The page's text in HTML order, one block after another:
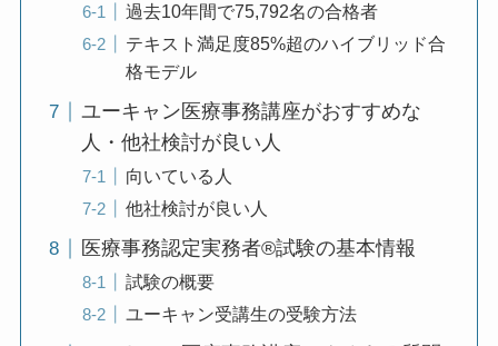
過去10年間で75,792名の合格者
テキスト満足度85%超のハイブリッド合
格モデル
ユーキャン医療事務講座がおすすめな
人・他社検討が良い人
向いている人
他社検討が良い人
医療事務認定実務者®試験の基本情報
試験の概要
ユーキャン受講生の受験方法